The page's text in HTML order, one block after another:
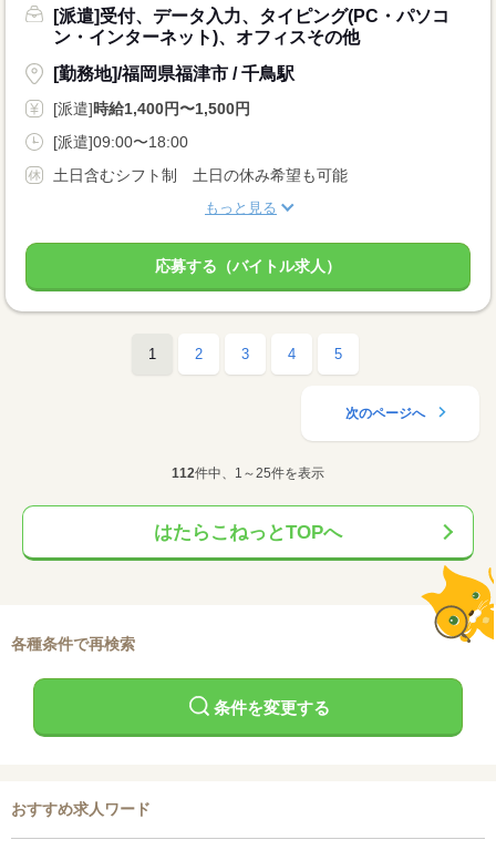
[派遣]受付、データ入力、タイピング(PC・パソコ
ン・インターネット)、オフィスその他
[勤務地]/福岡県福津市 / 千鳥駅
[派遣]時給1,400円〜1,500円
[派遣]09:00〜18:00
土日含むシフト制 土日の休み希望も可能
もっと見る
応募する（バイトル求人）
1 2 3 4 5
次のページへ
112件中、1～25件を表示
はたらこねっとTOPへ
各種条件で再検索
条件を変更する
おすすめ求人ワード